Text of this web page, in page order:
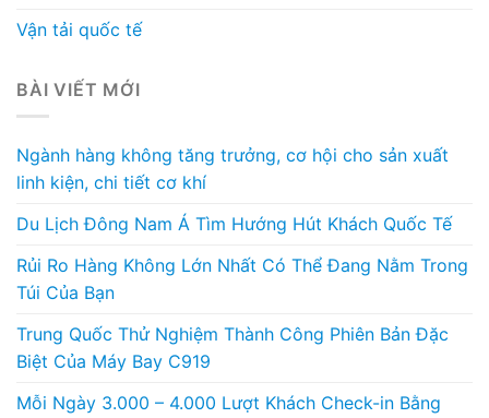
Vận tải quốc tế
BÀI VIẾT MỚI
Ngành hàng không tăng trưởng, cơ hội cho sản xuất
linh kiện, chi tiết cơ khí
Du Lịch Đông Nam Á Tìm Hướng Hút Khách Quốc Tế
Rủi Ro Hàng Không Lớn Nhất Có Thể Đang Nằm Trong
Túi Của Bạn
Trung Quốc Thử Nghiệm Thành Công Phiên Bản Đặc
Biệt Của Máy Bay C919
Mỗi Ngày 3.000 – 4.000 Lượt Khách Check-in Bằng